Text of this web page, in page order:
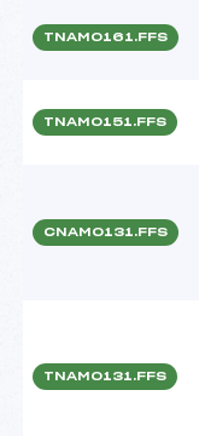
TNAM0161.FFS
TNAM0151.FFS
CNAM0131.FFS
TNAM0131.FFS